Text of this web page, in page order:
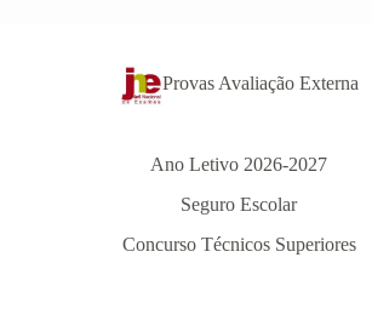
Provas Avaliação Externa
Ano Letivo 2026-2027
Seguro Escolar
Concurso Técnicos Superiores